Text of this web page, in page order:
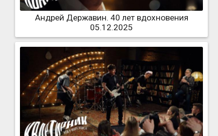
Андрей Державин. 40 лет вдохновения
05.12.2025